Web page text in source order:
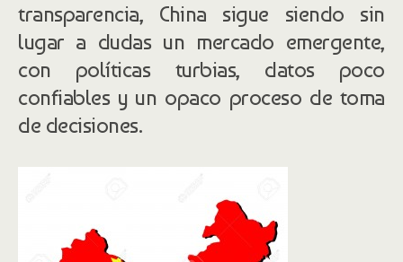
transparencia, China sigue siendo sin
lugar a dudas un mercado emergente,
con políticas turbias, datos poco
confiables y un opaco proceso de toma
de decisiones.